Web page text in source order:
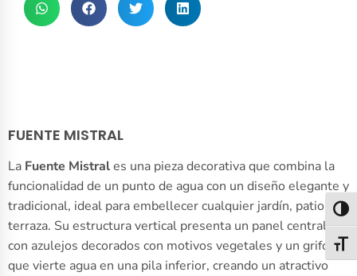
FUENTE MISTRAL
La Fuente Mistrales una pieza decorativa que combina la
funcionalidad de un punto de agua con un diseño elegante y
tradicional, ideal para embellecer cualquier jardín, patio o
terraza. Su estructura vertical presenta un panel central
con azulejos decorados con motivos vegetales y un grifo
que vierte agua en una pila inferior, creando un atractivo